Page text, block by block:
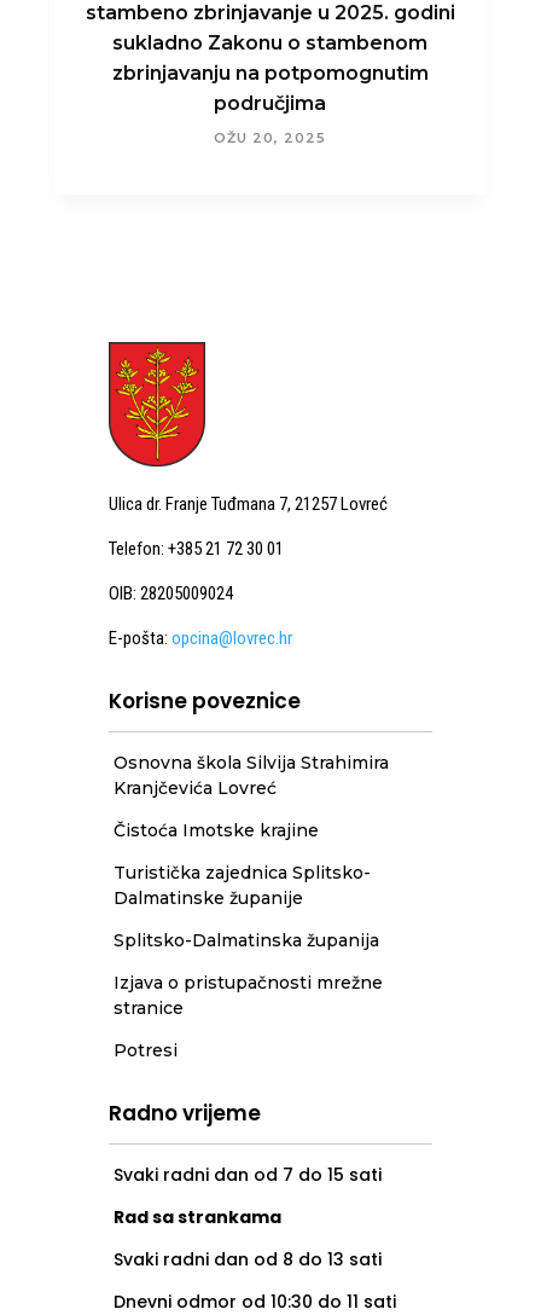
stambeno zbrinjavanje u 2025. godini
sukladno Zakonu o stambenom
zbrinjavanju na potpomognutim
područjima
OŽU 20, 2025
Ulica dr. Franje Tuđmana 7, 21257 Lovreć
Telefon: +385 21 72 30 01
OIB: 28205009024
E-pošta: opcina@lovrec.hr
Korisne poveznice
Osnovna škola Silvija Strahimira
Kranjčevića Lovreć
Čistoća Imotske krajine
Turistička zajednica Splitsko-
Dalmatinske županije
Splitsko-Dalmatinska županija
Izjava o pristupačnosti mrežne
stranice
Potresi
Radno vrijeme
Svaki radni dan od 7 do 15 sati
Rad sa strankama
Svaki radni dan od 8 do 13 sati
Dnevni odmor od 10:30 do 11 sati